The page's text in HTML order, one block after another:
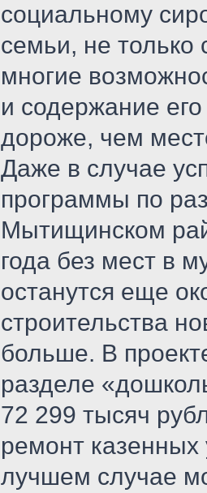
социальному
семьи, не только
многие
и содержание
дороже, чем
Даже в случае
программы по
Мытищинском
года без мест в
останутся еще
строительства
больше. В
разделе
72 299 тысяч
ремонт
лучшем случае